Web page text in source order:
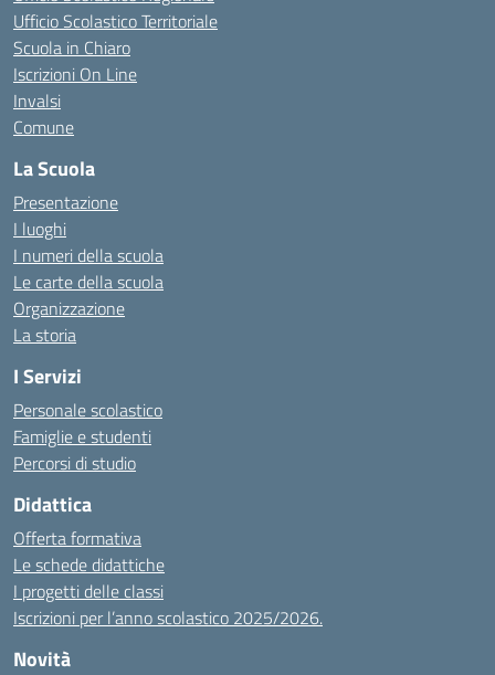
Ufficio Scolastico Territoriale
Scuola in Chiaro
Iscrizioni On Line
Invalsi
Comune
La Scuola
Presentazione
I luoghi
I numeri della scuola
Le carte della scuola
Organizzazione
La storia
I Servizi
Personale scolastico
Famiglie e studenti
Percorsi di studio
Didattica
Offerta formativa
Le schede didattiche
I progetti delle classi
Iscrizioni per l’anno scolastico 2025/2026.
Novità